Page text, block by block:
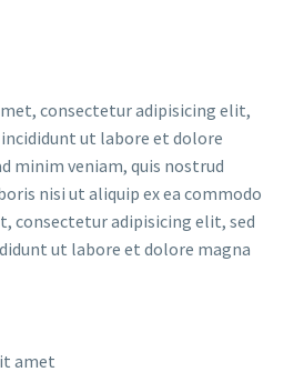
consectetur adipisicing elit,
ut labore et dolore
minim veniam, quis nostrud
nisi ut aliquip ex ea commodo
consectetur adipisicing elit, sed
ut labore et dolore magna
amet